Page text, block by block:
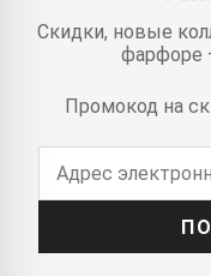
Скидки, новые
фарфоре
Промокод на